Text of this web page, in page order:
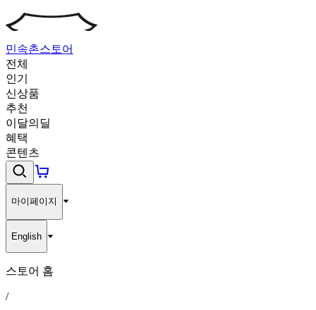
민속촌스토어
전체
인기
신상품
추천
이달의딜
혜택
콘텐츠
마이페이지
English
스토어 홈
/